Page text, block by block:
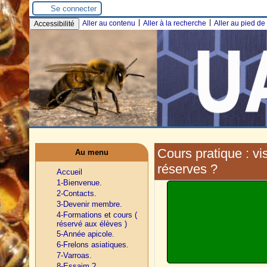
Se connecter
Accessibilité Aller au contenu Aller à la recherche Aller au pied de
Cours pratique :
réserves ?
Au menu
Accueil
1-Bienvenue.
2-Contacts.
3-Devenir membre.
4-Formations et cours (
réservé aux élèves )
5-Année apicole.
6-Frelons asiatiques.
7-Varroas.